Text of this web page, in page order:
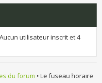
utilisateur inscrit et 4
du forum • Le fuseau horaire